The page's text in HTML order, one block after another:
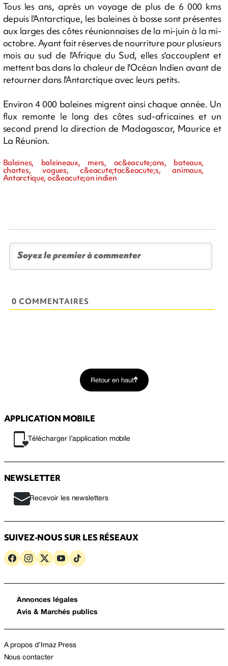
Tous les ans, après un voyage de plus de 6 000 kms
depuis l'Antarctique, les baleines à bosse sont présentes
aux larges des côtes réunionnaises de la mi-juin à la mi-
octobre. Ayant fait réserves de nourriture pour plusieurs
mois au sud de l'Afrique du Sud, elles s'accouplent et
mettent bas dans la chaleur de l'Océan Indien avant de
retourner dans l'Antarctique avec leurs petits.
Environ 4 000 baleines migrent ainsi chaque année. Un
flux remonte le long des côtes sud-africaines et un
second prend la direction de Madagascar, Maurice et
La Réunion.
Baleines, baleineaux, mers, oc&eacute;ans, bateaux,
chartes, vagues, c&eacute;tac&eacute;s, animaux,
Antarctique, oc&eacute;an indien
0 COMMENTAIRES
Retour en haut
APPLICATION MOBILE
Télécharger l’application mobile
NEWSLETTER
Recevoir les newsletters
SUIVEZ-NOUS SUR LES RÉSEAUX
Annonces légales
Avis & Marchés publics
A propos d’Imaz Press
Nous contacter